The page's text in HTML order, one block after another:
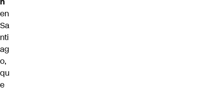
en
Sa
nti
ag
o,
qu
e